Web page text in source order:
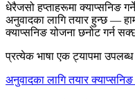
धेरैजसो हप्ताहरूमा क्याप्सनिङ
अनुवादका लागि तयार हुन्छ —
क्याप्सनिङ योजना छनोट गर्न
प्रत्येक भाषा एक ट्यापमा
अनुवादका लागि तयार क्याप्सनिङ